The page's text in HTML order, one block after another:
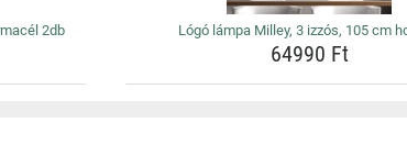
2db Lógó lámpa Milley, 3 izzós, 105 cm
64990 Ft